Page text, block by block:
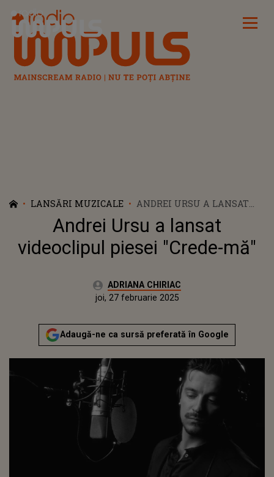
Radio Impuls
LANSĂRI MUZICALE
ANDREI URSU A LANSAT
VIDEOCLIPUL PIESEI
"CREDE-MĂ"
Andrei Ursu a lansat
videoclipul piesei "Crede-mă"
Autor:ADRIANA CHIRIAC
marți, 27 februarie 2024Actualizat:
joi, 27 februarie 2025
Adaugă-ne ca sursă preferată în Google